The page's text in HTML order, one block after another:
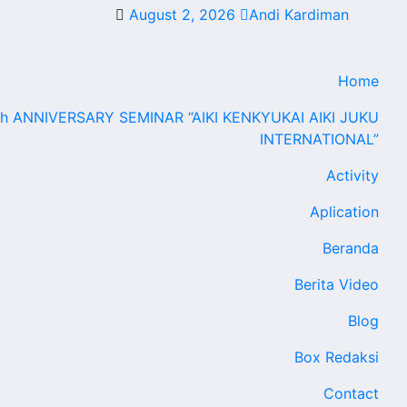
August 2, 2026 Andi Kardiman
Home
ANNIVERSARY SEMINAR “AIKI KENKYUKAI AIKI JUKU
INTERNATIONAL”
Activity
Aplication
Beranda
Berita Video
Blog
Box Redaksi
Contact